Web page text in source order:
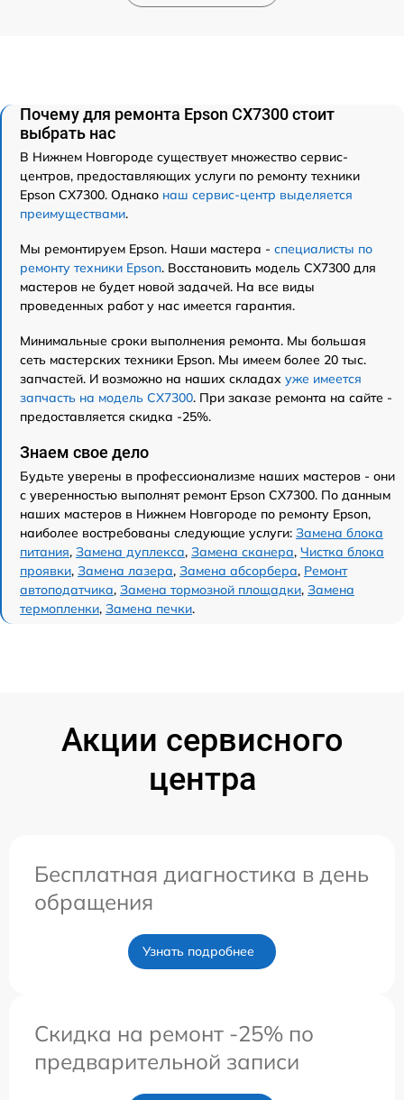
Почему для ремонта Epson CX7300 стоит
выбрать нас
В Нижнем Новгороде существует множество сервис-
центров, предоставляющих услуги по ремонту техники
Epson CX7300. Однако наш сервис-центр выделяется
преимуществами.
Мы ремонтируем Epson. Наши мастера - специалисты по
ремонту техники Epson. Восстановить модель CX7300 для
мастеров не будет новой задачей. На все виды
проведенных работ у нас имеется гарантия.
Минимальные сроки выполнения ремонта. Мы большая
сеть мастерских техники Epson. Мы имеем более 20 тыс.
запчастей. И возможно на наших складах уже имеется
запчасть на модель CX7300. При заказе ремонта на сайте -
предоставляется скидка -25%.
Знаем свое дело
Будьте уверены в профессионализме наших мастеров - они
с уверенностью выполнят ремонт Epson CX7300. По данным
наших мастеров в Нижнем Новгороде по ремонту Epson,
наиболее востребованы следующие услуги: Замена блока
питания, Замена дуплекса, Замена сканера, Чистка блока
проявки, Замена лазера, Замена абсорбера, Ремонт
автоподатчика, Замена тормозной площадки, Замена
термопленки, Замена печки.
Акции сервисного
центра
Бесплатная диагностика в день
обращения
Узнать подробнее
Скидка на ремонт -25% по
предварительной записи